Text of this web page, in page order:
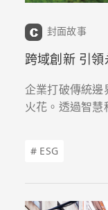
封面故事
跨域創新 引領
企業打破傳統邊
火花。透過智慧
# ESG